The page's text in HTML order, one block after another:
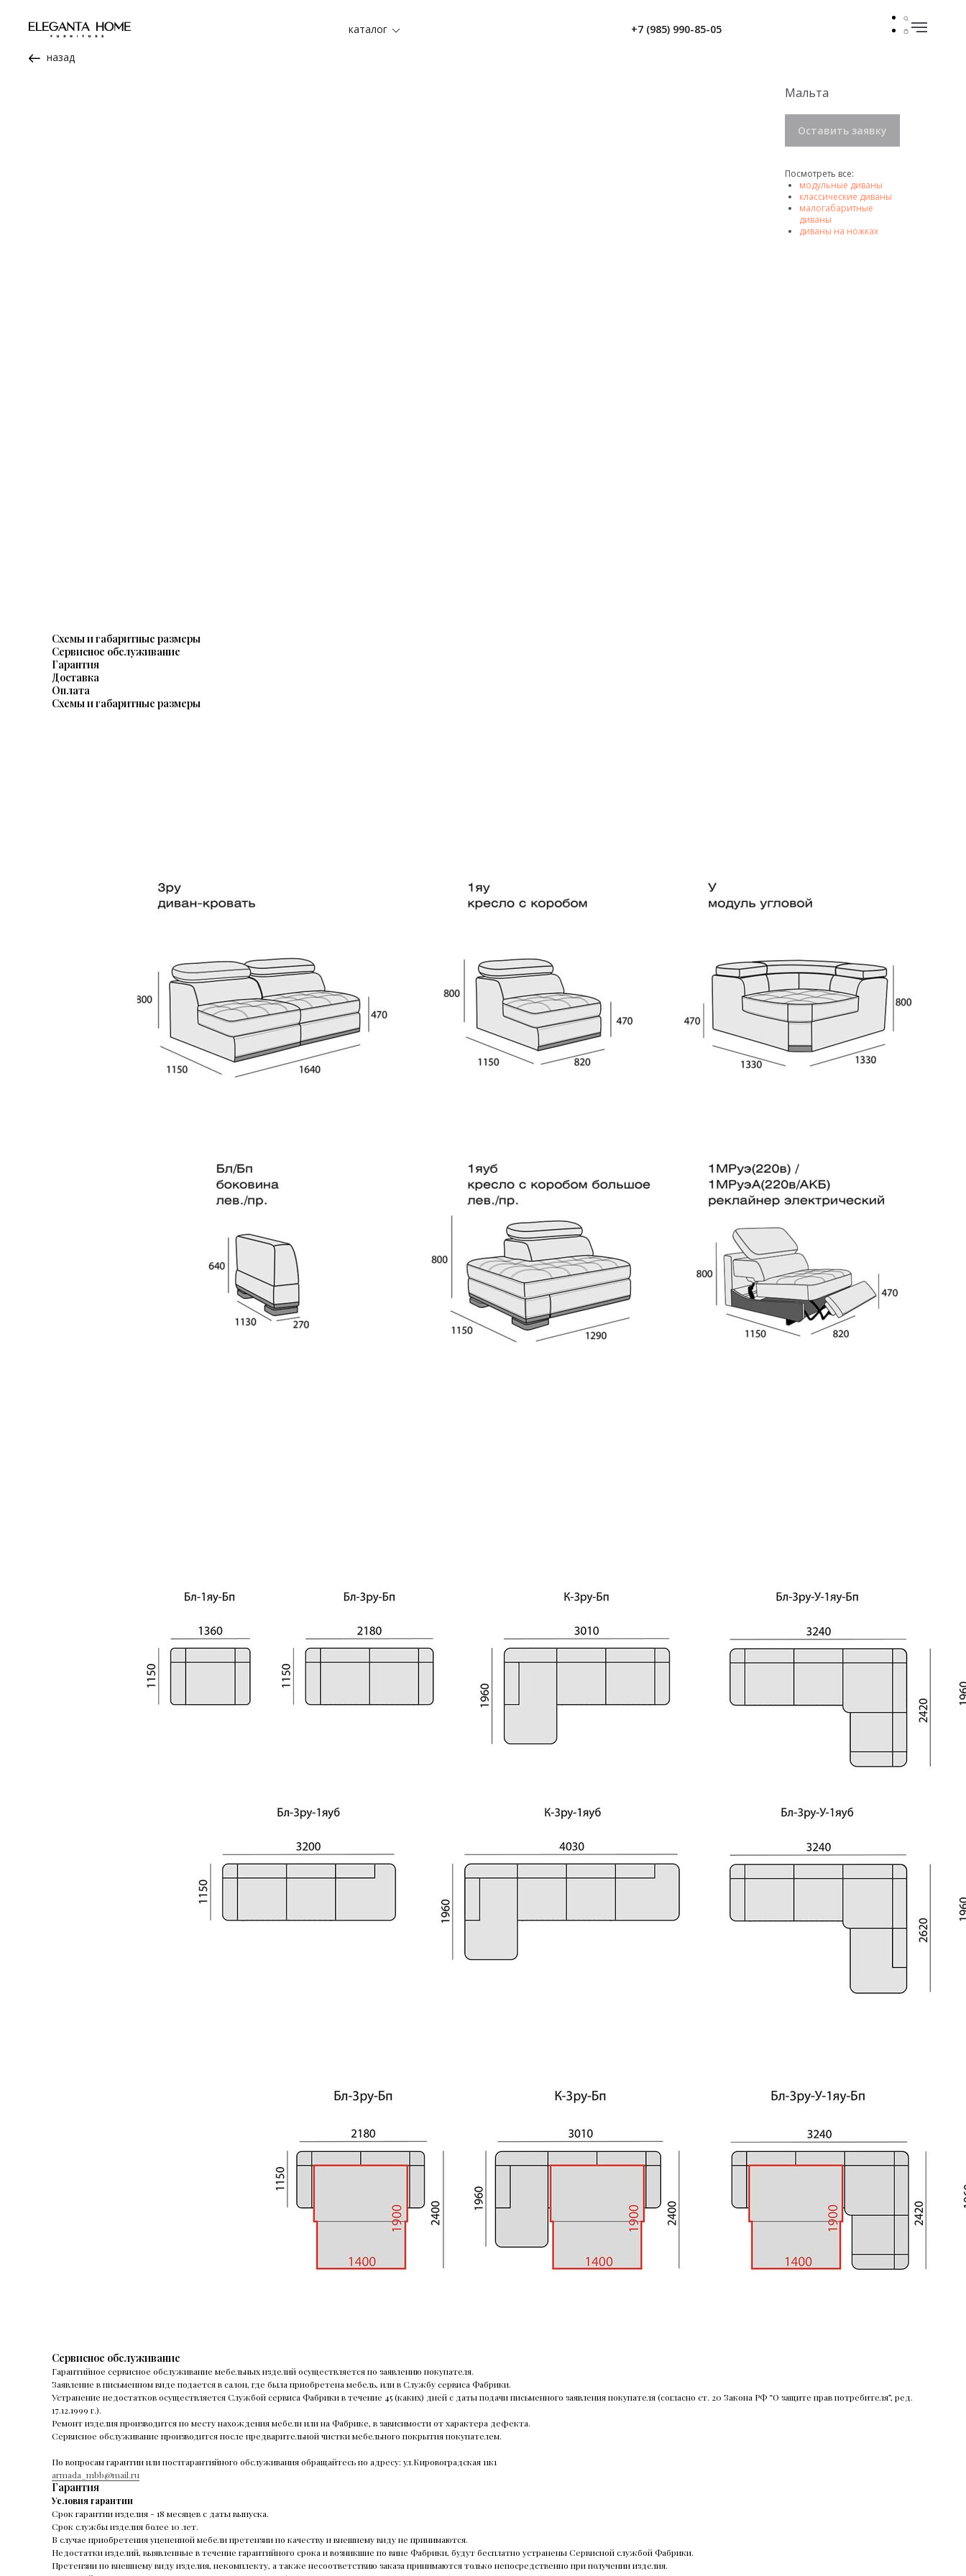
+7 (985) 990-85-05
назад
каталог
Мальта
Оставить заявку
Посмотреть все:
модульные диваны
классические диваны
малогабаритные
диваны
диваны на ножках
Схемы и габаритные размеры
Сервисное обслуживание
Гарантия
Доставка
Оплата
Схемы и габаритные размеры
Сервисное обслуживание
Гарантийное сервисное обслуживание мебельных изделий осуществляется по заявлению покупателя.
Заявление в письменном виде подается в салон, где была приобретена мебель, или в Службу сервиса Фабрики.
Устранение недостатков осуществляется Службой сервиса Фабрики в течение 45 (каких) дней с даты подачи письменного заявления покупателя (согласно ст. 20 Закона РФ “О защите прав потребителя”, ред.
17.12.1999 г.).
Ремонт изделия производится по месту нахождения мебели или на Фабрике, в зависимости от характера дефекта.
Сервисное обслуживание производится после предварительной чистки мебельного покрытия покупателем.
По вопросам гарантии или постгарантийного обслуживания обращайтесь по адресу: ул.Кировоградская 11к1
armada_mbb@mail.ru
Гарантия
Условия гарантии
Срок гарантии изделия - 18 месяцев с даты выпуска.
Срок службы изделия более 10 лет.
В случае приобретения уцененной мебели претензии по качеству и внешнему виду не принимаются.
Недостатки изделий, выявленные в течение гарантийного срока и возникшие по вине Фабрики, будут бесплатно устранены Сервисной службой Фабрики.
Претензии по внешнему виду изделия, некомплекту, а также несоответствию заказа принимаются только непосредственно при получении изделия.